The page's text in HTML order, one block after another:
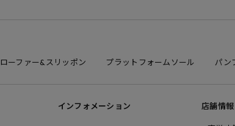
ローファー&スリッポン プラットフォームソール パン
インフォメーション 店舗情報